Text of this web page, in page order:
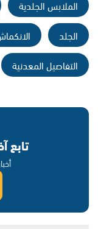
الملابس الجلدية
الجلد
التفاصيل المعدنية
تابع